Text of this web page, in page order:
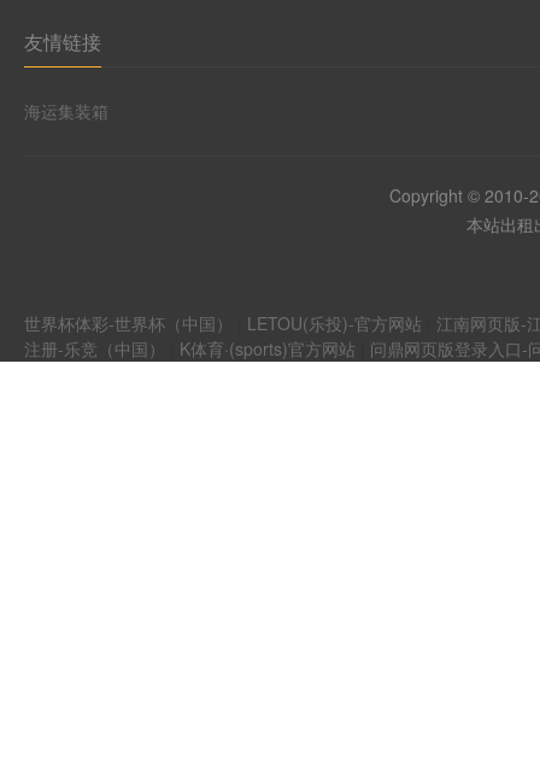
友情链接
海运集装箱
Copyright © 2010-
本站出
世界杯体彩-世界杯（中国） LETOU(乐投)-官方网站
江南网页版-
注册-乐竞（中国）
K体育·(sports)官方网站 问鼎网页版登录入口-